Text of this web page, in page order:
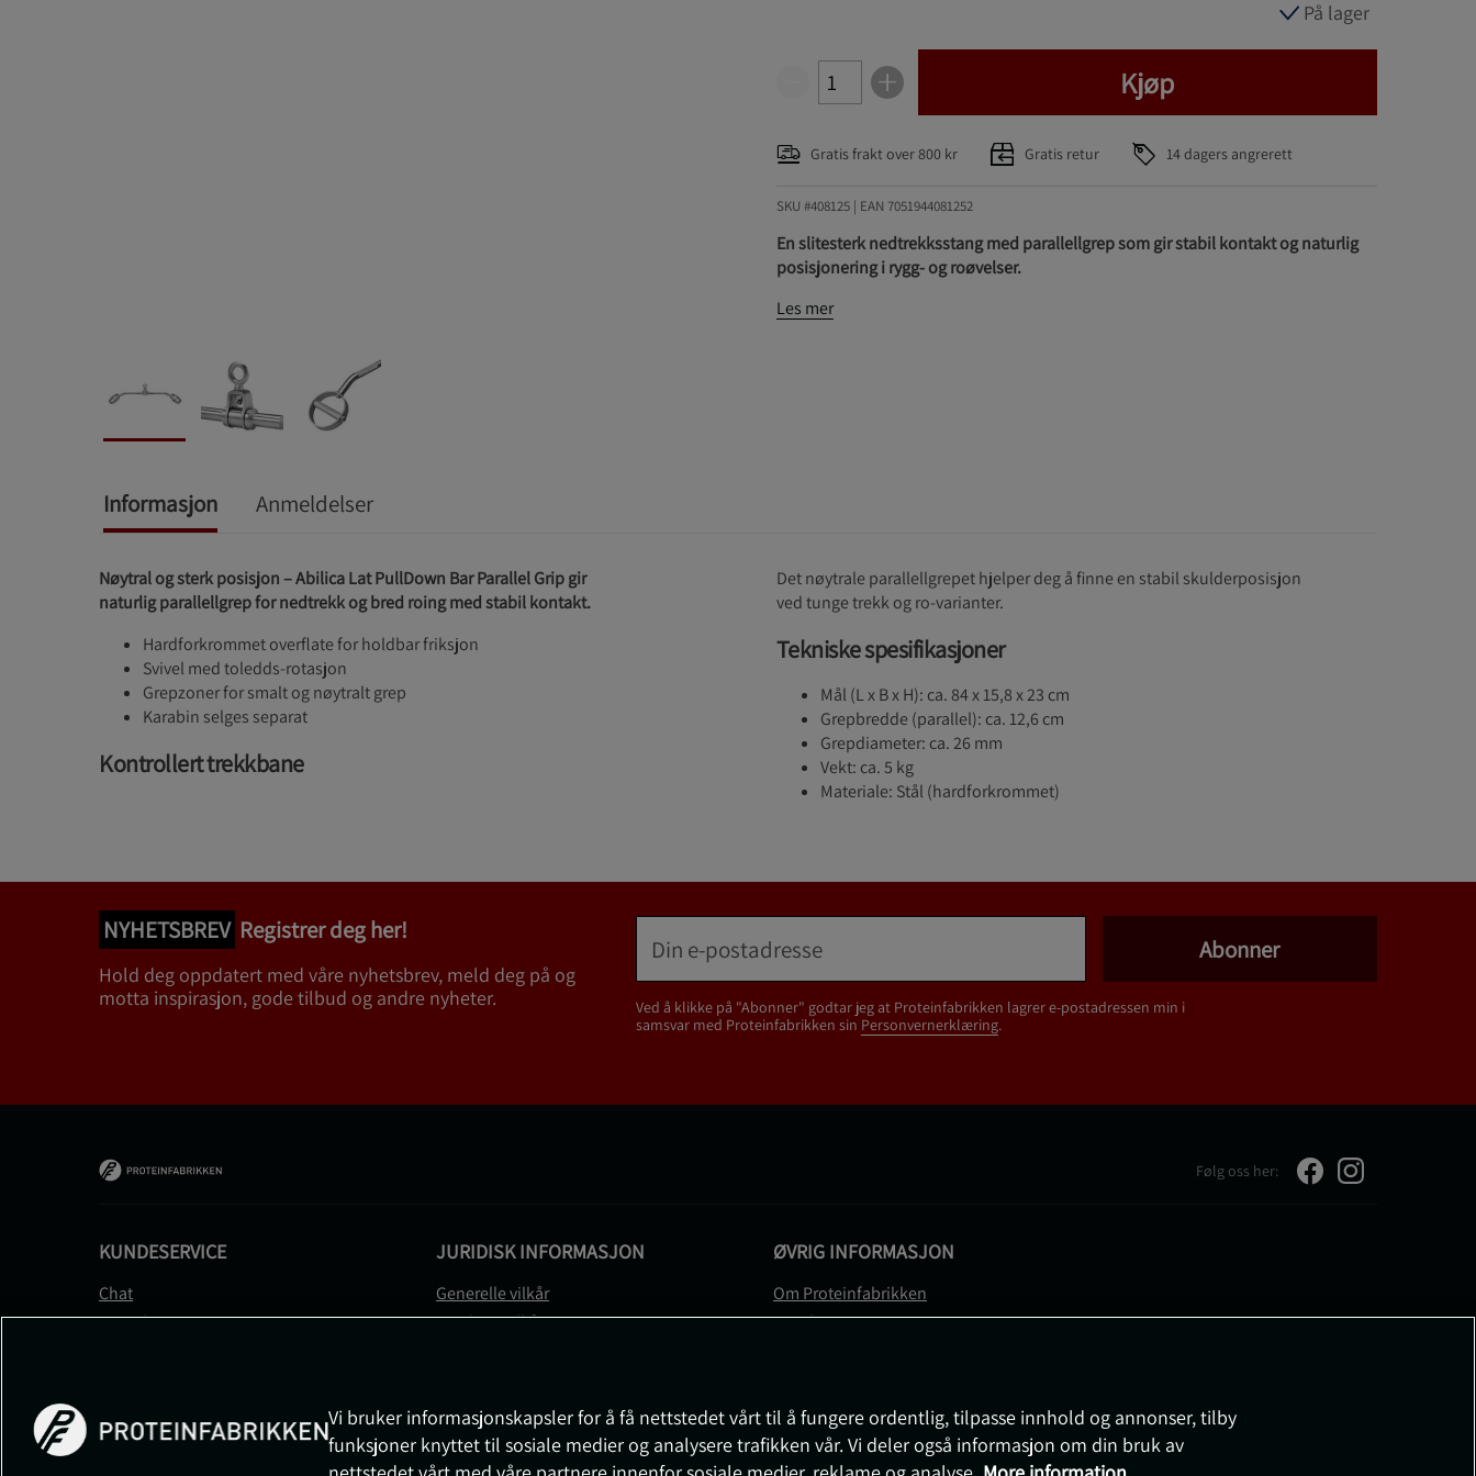
På lager
Kjøp
Gratis frakt over 800 kr Gratis retur 14 dagers angrerett
SKU #408125 | EAN 7051944081252
En slitesterk nedtrekksstang med parallellgrep som gir stabil kontakt og naturlig
posisjonering i rygg- og roøvelser.
Les mer
Informasjon Anmeldelser
Nøytral og sterk posisjon – Abilica Lat PullDown Bar Parallel Grip gir
naturlig parallellgrep for nedtrekk og bred roing med stabil kontakt.
Hardforkrommet overflate for holdbar friksjon
Svivel med toledds‑rotasjon
Grepzoner for smalt og nøytralt grep
Karabin selges separat
Kontrollert trekkbane
Det nøytrale parallellgrepet hjelper deg å finne en stabil skulderposisjon
ved tunge trekk og ro‑varianter.
Tekniske spesifikasjoner
Mål (L x B x H): ca. 84 x 15,8 x 23 cm
Grepbredde (parallel): ca. 12,6 cm
Grepdiameter: ca. 26 mm
Vekt: ca. 5 kg
Materiale: Stål (hardforkrommet)
NYHETSBREV Registrer deg her!
Hold deg oppdatert med våre nyhetsbrev, meld deg på og
motta inspirasjon, gode tilbud og andre nyheter.
Ved å klikke på "Abonner" godtar jeg at Proteinfabrikken lagrer e-postadressen min i
samsvar med Proteinfabrikken sin Personvernerklæring.
Abonner
Følg oss her:
KUNDESERVICE
Chat
Kontakt
FAQ
JURIDISK INFORMASJON
Generelle vilkår
Betalingsvilkår
Medlemsvilkår
Prisløfte
Informasjon om angrerett og reklamasjon
ØVRIG INFORMASJON
Om Proteinfabrikken
Gavekort
Vi bruker informasjonskapsler for å få nettstedet vårt til å fungere ordentlig, tilpasse innhold og annonser, tilby
funksjoner knyttet til sosiale medier og analysere trafikken vår. Vi deler også informasjon om din bruk av